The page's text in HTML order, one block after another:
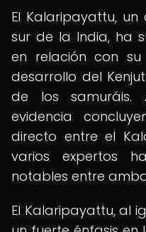
El Kalaripayattu,
sur de la India, ha
en relación con
desarrollo del
de los samuráis.
evidencia
directo entre el
varios expertos
notables entre
El Kalaripayattu, al